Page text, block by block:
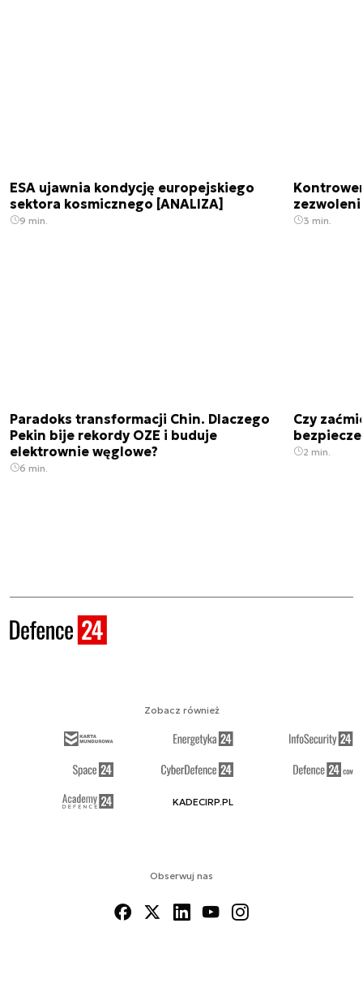
ESA ujawnia kondycję europejskiego
sektora kosmicznego [ANALIZA]
9 min. 3 min.
Paradoks transformacji Chin. Dlaczego
Pekin bije rekordy OZE i buduje
elektrownie węglowe?
6 min.
Czy
2 min.
Obserwuj nas
Zobacz również
KADECIRP.PL